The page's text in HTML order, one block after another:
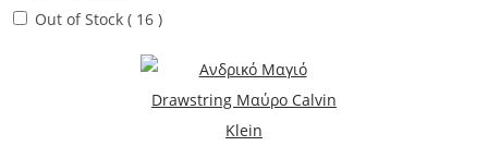
Out of Stock ( 16 )